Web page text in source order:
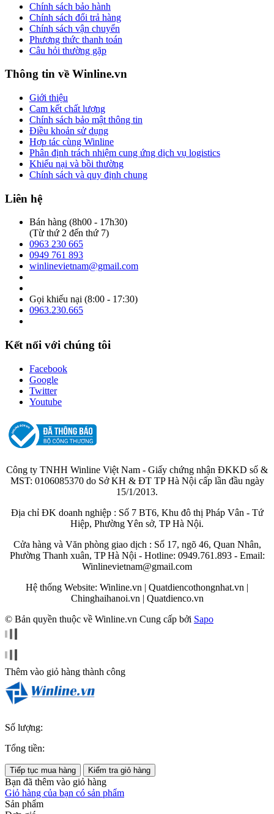
Chính sách bảo hành
Chính sách đổi trả hàng
Chính sách vận chuyển
Phương thức thanh toán
Câu hỏi thường gặp
Thông tin về Winline.vn
Giới thiệu
Cam kết chất lượng
Chính sách bảo mật thông tin
Điều khoản sử dụng
Hợp tác cùng Winline
Phân định trách nhiệm cung ứng dịch vụ logistics
Khiếu nại và bồi thường
Chính sách và quy định chung
Liên hệ
Bán hàng (8h00 - 17h30)
(Từ thứ 2 đến thứ 7)
0963 230 665
0949 761 893
winlinevietnam@gmail.com
Gọi khiếu nại (8:00 - 17:30)
0963.230.665
Kết nối với chúng tôi
Facebook
Google
Twitter
Youtube
Công ty TNHH Winline Việt Nam - Giấy chứng nhận ĐKKD số &
MST: 0106085370 do Sở KH & ĐT TP Hà Nội cấp lần đầu ngày
15/1/2013.
Địa chỉ ĐK doanh nghiệp : Số 7 BT6, Khu đô thị Pháp Vân - Tứ
Hiệp, Phường Yên sở, TP Hà Nội.
Cửa hàng và Văn phòng giao dịch : Số 17, ngõ 46, Quan Nhân,
Phường Thanh xuân, TP Hà Nội - Hotline: 0949.761.893 - Email:
Winlinevietnam@gmail.com
Hệ thống Website: Winline.vn | Quatdiencothongnhat.vn |
Chinghaihanoi.vn | Quatdienco.vn
© Bản quyền thuộc về Winline.vn Cung cấp bởi Sapo
Thêm vào giỏ hàng thành công
Số lượng:
Tổng tiền:
Tiếp tục mua hàng Kiểm tra giỏ hàng
Bạn đã thêm vào giỏ hàng
Giỏ hàng của bạn có sản phẩm
Sản phẩm